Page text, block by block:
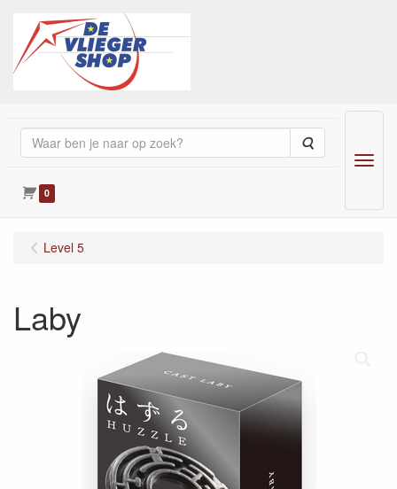
Zoeken
0
Menu
Level 5
Laby